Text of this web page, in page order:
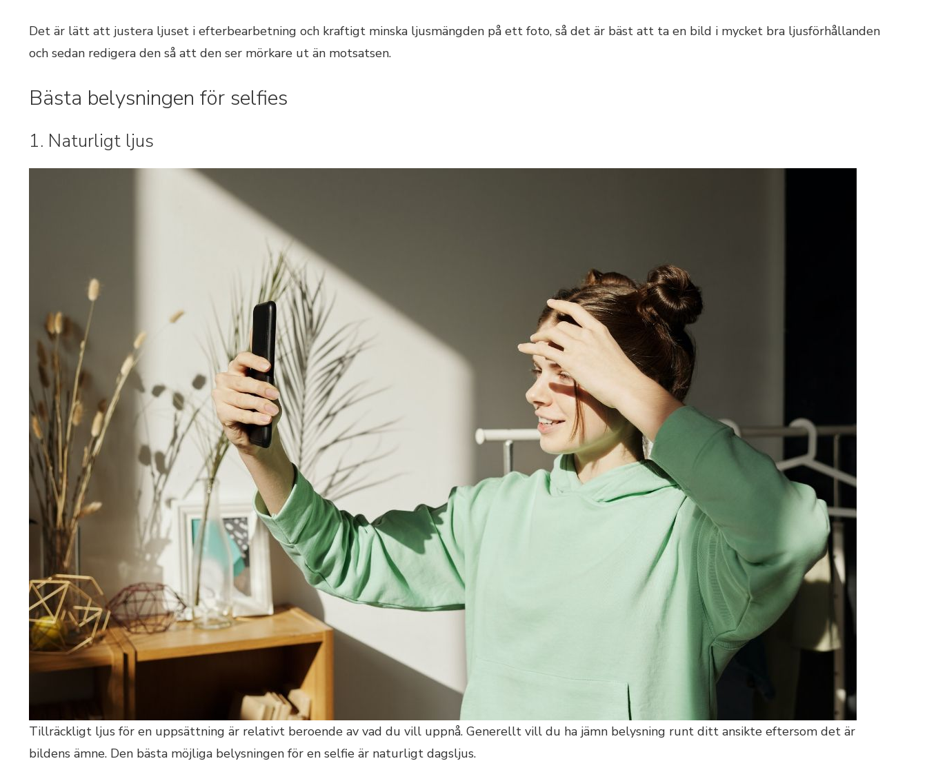
Det är lätt att justera ljuset i efterbearbetning och kraftigt minska ljusmängden på ett foto, så det är bäst att ta en bild i mycket bra ljusförhållanden
och sedan redigera den så att den ser mörkare ut än motsatsen.
Bästa belysningen för selfies
1. Naturligt ljus
Tillräckligt ljus för en uppsättning är relativt beroende av vad du vill uppnå. Generellt vill du ha jämn belysning runt ditt ansikte eftersom det är
bildens ämne. Den bästa möjliga belysningen för en selfie är naturligt dagsljus.